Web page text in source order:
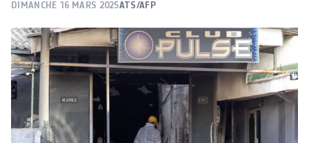
DIMANCHE 16 MARS 2025ATS/AFP